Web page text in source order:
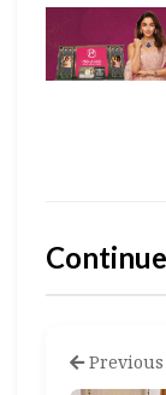
Previous